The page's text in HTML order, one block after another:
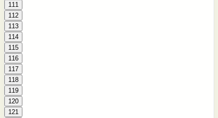
111
112
113
114
115
116
117
118
119
120
121